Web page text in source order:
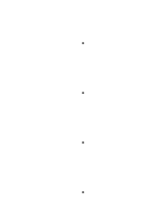
.
.
.
.